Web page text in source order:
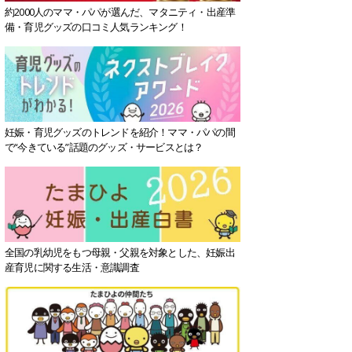
約2000人のママ・パパが選んだ、マタニティ・出産準
備・育児グッズの口コミ人気ランキング！
妊娠・育児グッズのトレンドを紹介！ママ・パパの間
で“今きている”話題のグッズ・サービスとは？
全国の乳幼児をもつ母親・父親を対象とした、妊娠出
産育児に関する生活・意識調査